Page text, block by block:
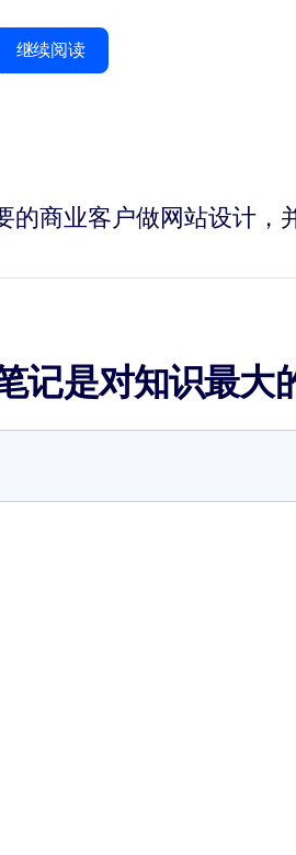
继续阅读
的商业客户做网站设计，
记是对知识最大